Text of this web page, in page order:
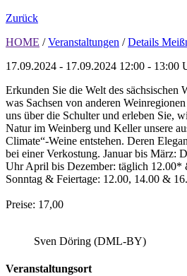
Zurück
HOME / Veranstaltungen / Details
17.09.2024 - 17.09.2024 12:00 - 13:00
Erkunden Sie die Welt des sächsischen
was Sachsen von anderen
uns über die Schulter und erleben Sie,
Natur im Weinberg und Keller unsere
Climate“-Weine entstehen. Deren
bei einer Verkostung. Januar bis März:
Uhr April bis Dezember: täglich 12.00*
Sonntag & Feiertage: 12.00, 14.00 &
Preise: 17,00
Sven Döring (DML-BY)
Veranstaltungsort